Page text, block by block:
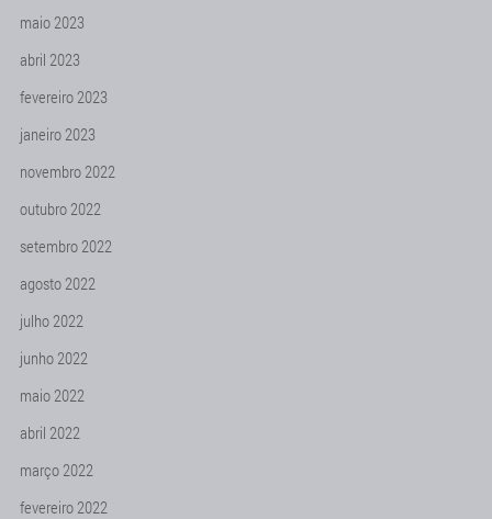
maio 2023
abril 2023
fevereiro 2023
janeiro 2023
novembro 2022
outubro 2022
setembro 2022
agosto 2022
julho 2022
junho 2022
maio 2022
abril 2022
março 2022
fevereiro 2022